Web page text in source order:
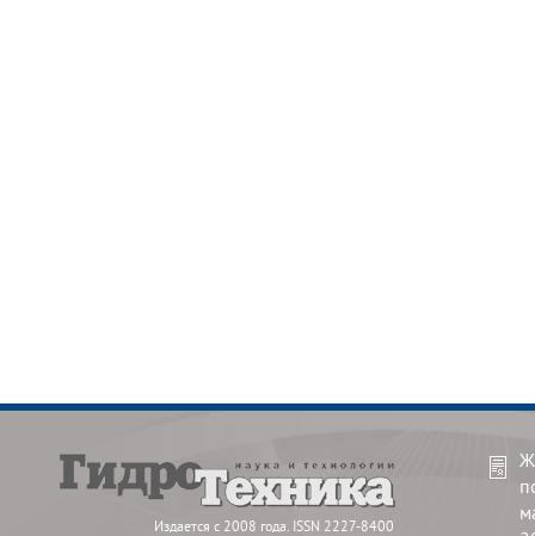
Издается с 2008 года. ISSN 2227-8400